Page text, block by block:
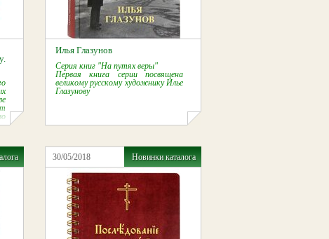
Илья Глазунов
Cерия книг "На путях веры"
Первая книга серии посвящена
великому русскому художнику Илье
Глазунову
30/05/2018 Новинки каталога